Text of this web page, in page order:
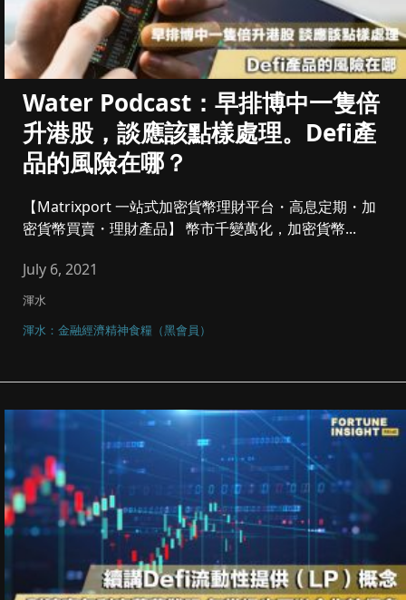
Water Podcast：早排博中一隻倍
升港股，談應該點樣處理。Defi產
品的風險在哪？
【Matrixport 一站式加密貨幣理財平台・高息定期・加
密貨幣買賣・理財產品】 幣市千變萬化，加密貨幣...
July 6, 2021
渾水
渾水：金融經濟精神食糧（黑會員）